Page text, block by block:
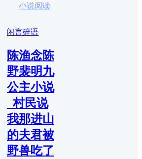
小说阅读
闲言碎语
陈渔念陈
野裴明九
公主小说
_村民说
我那进山
的夫君被
野兽吃了